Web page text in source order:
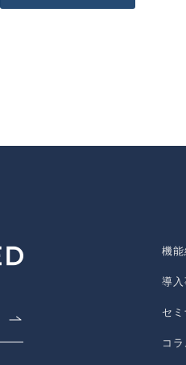
機能
導入
セミ
コラ